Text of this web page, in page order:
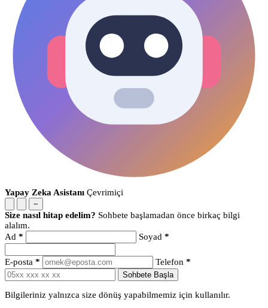
Yapay Zeka Asistanı Çevrimiçi
−
Size nasıl hitap edelim? Sohbete başlamadan önce birkaç bilgi
alalım.
Ad * Soyad *
E-posta * Telefon *
Sohbete Başla
Bilgileriniz yalnızca size dönüş yapabilmemiz için kullanılır.